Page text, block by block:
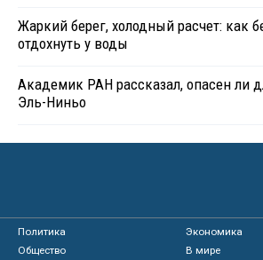
Жаркий берег, холодный расчет: как
отдохнуть у воды
Академик РАН рассказал, опасен ли
Эль-Ниньо
Политика
Экономика
Общество
В мире